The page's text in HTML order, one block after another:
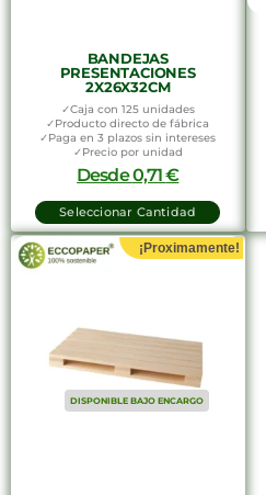
BANDEJAS
PRESENTACIONES
2X26X32CM
✓Caja con 125 unidades
✓Producto directo de fábrica
✓Paga en 3 plazos sin intereses
✓Precio por unidad
Desde0,71€
Seleccionar Cantidad
¡Proximamente!
DISPONIBLE BAJO ENCARGO